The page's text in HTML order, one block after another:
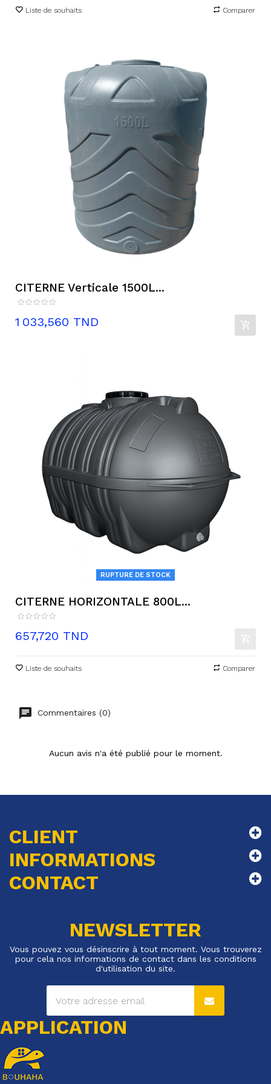
Liste de souhaits Comparer
CITERNE Verticale 1500L...
Prix
1 033,560 TND
RUPTURE DE STOCK
CITERNE HORIZONTALE 800L...
Prix
657,720 TND
Liste de souhaits Comparer
Commentaires (0)
Aucun avis n'a été publié pour le moment.
CLIENT
INFORMATIONS
CONTACT
NEWSLETTER
Vous pouvez vous désinscrire à tout moment. Vous trouverez
pour cela nos informations de contact dans les conditions
d'utilisation du site.
APPLICATION